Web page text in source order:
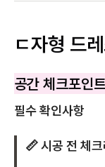
ㄷ자형 드
공간 체크포인
필수 확인사항
📏 시공 전 체